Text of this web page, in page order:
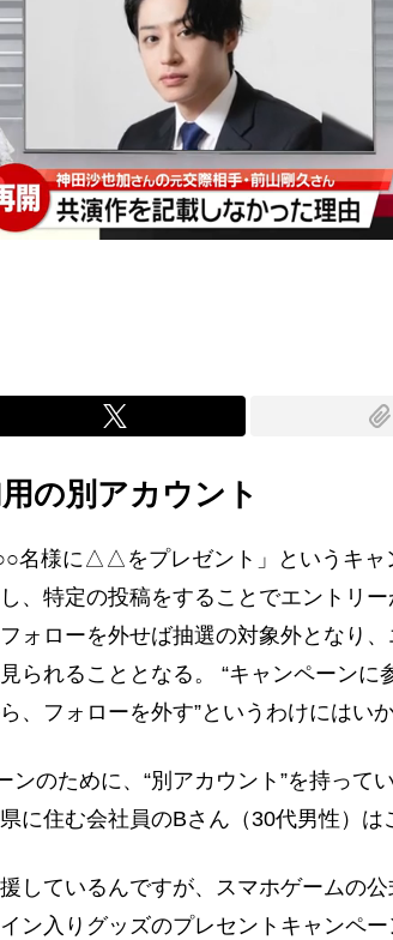
の別アカウント
名様に△△をプレゼント」というキャ
、特定の投稿をすることでエントリー
ォローを外せば抽選の対象外となり
られることとなる。 “キャンペーンに
、フォローを外す”というわけにはいか
のために、“別アカウント”を持って
に住む会社員のBさん（30代男性）は
しているんですが、スマホゲームの
ン入りグッズのプレセントキャンペ